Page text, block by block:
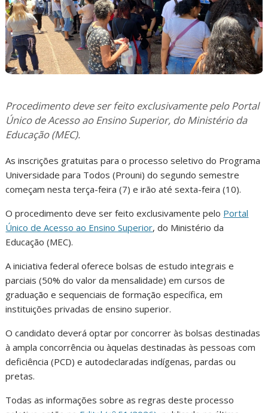
Procedimento deve ser feito exclusivamente pelo Portal
Único de Acesso ao Ensino Superior, do Ministério da
Educação (MEC).
As inscrições gratuitas para o processo seletivo do Programa
Universidade para Todos (Prouni) do segundo semestre
começam nesta terça-feira (7) e irão até sexta-feira (10).
O procedimento deve ser feito exclusivamente pelo Portal
Único de Acesso ao Ensino Superior, do Ministério da
Educação (MEC).
A iniciativa federal oferece bolsas de estudo integrais e
parciais (50% do valor da mensalidade) em cursos de
graduação e sequenciais de formação específica, em
instituições privadas de ensino superior.
O candidato deverá optar por concorrer às bolsas destinadas
à ampla concorrência ou àquelas destinadas às pessoas com
deficiência (PCD) e autodeclaradas indígenas, pardas ou
pretas.
Todas as informações sobre as regras deste processo